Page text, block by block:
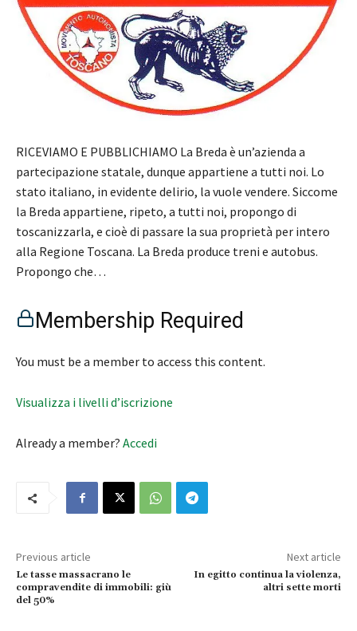
RICEVIAMO E PUBBLICHIAMO La Breda è un’azienda a
partecipazione statale, dunque appartiene a tutti noi. Lo
stato italiano, in evidente delirio, la vuole vendere. Siccome
la Breda appartiene, ripeto, a tutti noi, propongo di
toscanizzarla, e cioè di passare la sua proprietà per intero
alla Regione Toscana. La Breda produce treni e autobus.
Propongo che…
Membership Required
You must be a member to access this content.
Visualizza i livelli d’iscrizione
Already a member? Accedi
Previous article
Le tasse massacrano le
compravendite di immobili: giù
del 50%
Next article
In egitto continua la violenza,
altri sette morti